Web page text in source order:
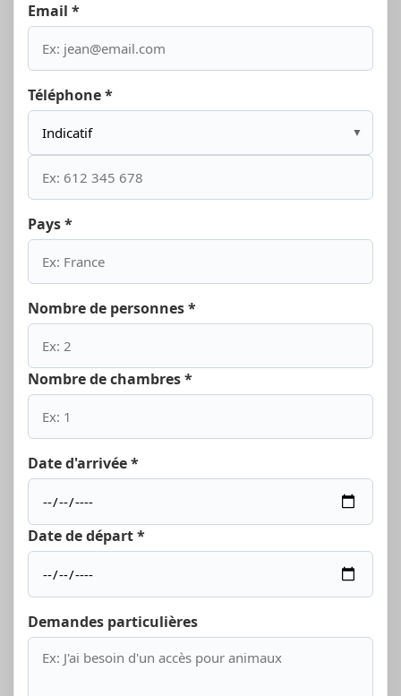
Email *
Téléphone *
▼
Pays *
Nombre de personnes *
Nombre de chambres *
Date d'arrivée *
Date de départ *
Demandes particulières